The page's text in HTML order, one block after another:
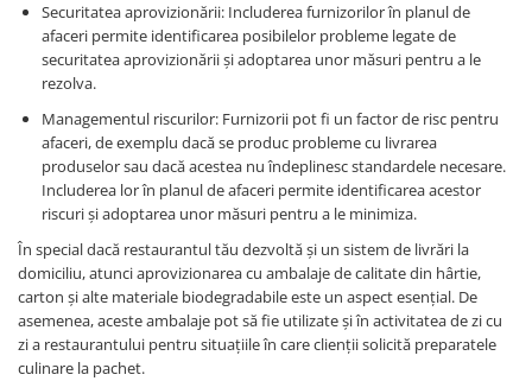
Securitatea aprovizionării: Includerea furnizorilor în planul de
afaceri permite identificarea posibilelor probleme legate de
securitatea aprovizionării și adoptarea unor măsuri pentru a le
rezolva.
Managementul riscurilor: Furnizorii pot fi un factor de risc pentru
afaceri, de exemplu dacă se produc probleme cu livrarea
produselor sau dacă acestea nu îndeplinesc standardele necesare.
Includerea lor în planul de afaceri permite identificarea acestor
riscuri și adoptarea unor măsuri pentru a le minimiza.
În special dacă restaurantul tău dezvoltă și un sistem de livrări la
domiciliu, atunci aprovizionarea cu ambalaje de calitate din hârtie,
carton și alte materiale biodegradabile este un aspect esențial. De
asemenea, aceste ambalaje pot să fie utilizate și în activitatea de zi cu
zi a restaurantului pentru situațiile în care clienții solicită preparatele
culinare la pachet.